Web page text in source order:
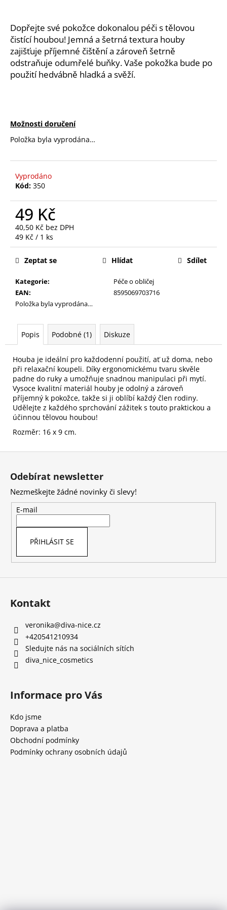
Dopřejte své pokožce dokonalou péči s tělovou
čistící houbou! Jemná a šetrná textura houby
zajišťuje příjemné čištění a zároveň šetrně
odstraňuje odumřelé buňky. Vaše pokožka bude po
použití hedvábně hladká a svěží.
Možnosti doručení
Položka byla vyprodána…
Vyprodáno
Kód: 350
49 Kč
40,50 Kč bez DPH
Měrná
cena:
49 Kč / 1 ks
Kategorie:
Péče o obličej
EAN:
8595069703716
Položka byla vyprodána…
Zeptat se Hlídat Sdílet
Popis Podobné (1) Diskuze
Houba je ideální pro každodenní použití, ať už doma, nebo
při relaxační koupeli. Díky ergonomickému tvaru skvěle
padne do ruky a umožňuje snadnou manipulaci při mytí.
Vysoce kvalitní materiál houby je odolný a zároveň
příjemný k pokožce, takže si ji oblíbí každý člen rodiny.
Udělejte z každého sprchování zážitek s touto praktickou a
účinnou tělovou houbou!
Rozměr: 16 x 9 cm.
j
í
t
?
D
o
p
u
u
j
e
e
NA
MAKE-
UP,
59
Kč
Z
Odebírat newsletter
Nezmeškejte žádné novinky či slevy!
E-mail
PŘIHLÁSIT SE
Kontakt
veronika@diva-nice.cz
+420541210934
Sledujte nás na sociálních sítích
diva_nice_cosmetics
Informace pro Vás
Kdo jsme
Doprava a platba
Obchodní podmínky
Podmínky ochrany osobních údajů